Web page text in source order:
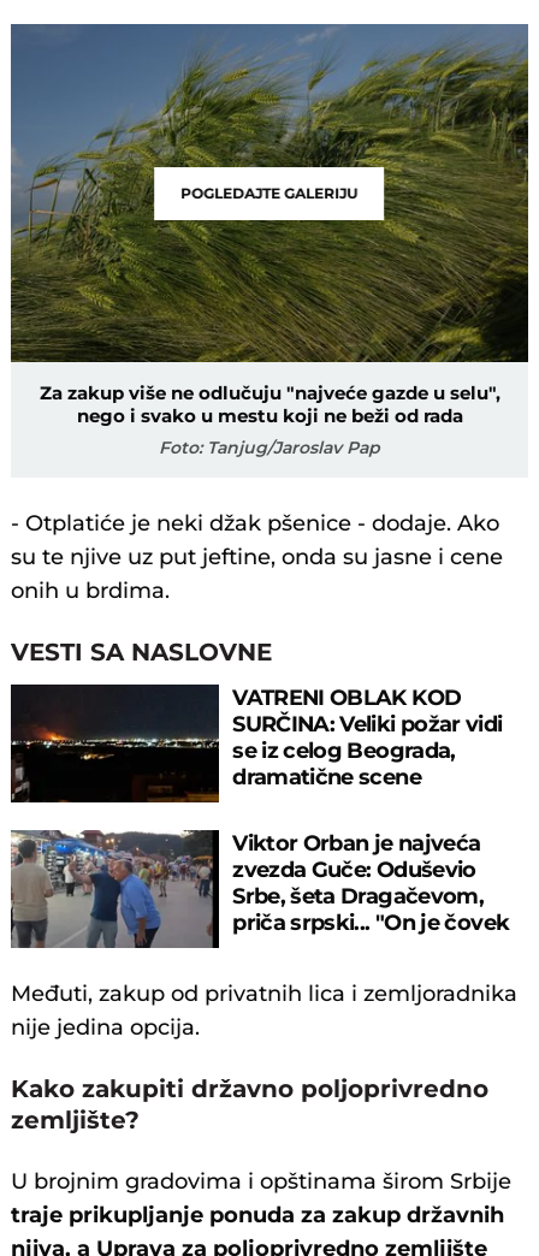
POGLEDAJTE GALERIJU
Za zakup više ne odlučuju "najveće gazde u selu",
nego i svako u mestu koji ne beži od rada
Foto: Tanjug/Jaroslav Pap
- Otplatiće je neki džak pšenice - dodaje. Ako
su te njive uz put jeftine, onda su jasne i cene
onih u brdima.
VESTI SA NASLOVNE
VATRENI OBLAK KOD
SURČINA: Veliki požar vidi
se iz celog Beograda,
dramatične scene
Viktor Orban je najveća
zvezda Guče: Oduševio
Srbe, šeta Dragačevom,
priča srpski... "On je čovek
Međuti, zakup od privatnih lica i zemljoradnika
nije jedina opcija.
Kako zakupiti državno poljoprivredno
zemljište?
U brojnim gradovima i opštinama širom Srbije
traje prikupljanje ponuda za zakup državnih
njiva, a Uprava za poljoprivredno zemljište